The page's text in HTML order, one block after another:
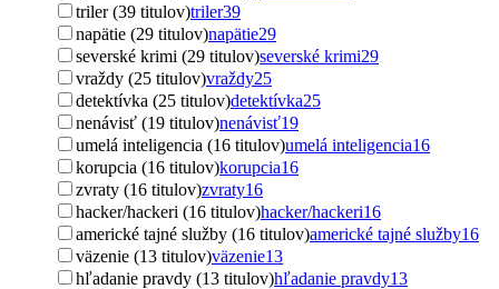
triler (39 titulov)triler39
napätie (29 titulov)napätie29
severské krimi (29 titulov)severské krimi29
vraždy (25 titulov)vraždy25
detektívka (25 titulov)detektívka25
nenávisť (19 titulov)nenávisť19
umelá inteligencia (16 titulov)umelá inteligencia16
korupcia (16 titulov)korupcia16
zvraty (16 titulov)zvraty16
hacker/hackeri (16 titulov)hacker/hackeri16
americké tajné služby (16 titulov)americké tajné služby16
väzenie (13 titulov)väzenie13
hľadanie pravdy (13 titulov)hľadanie pravdy13